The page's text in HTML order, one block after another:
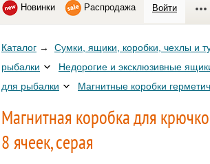
Новинки Распродажа Войти
Каталог →
Сумки, ящики, коробки, чехлы и
рыбалки
Недорогие и эксклюзивные
для рыбалки
Магнитные коробки
Магнитная коробка для
8 ячеек, серая